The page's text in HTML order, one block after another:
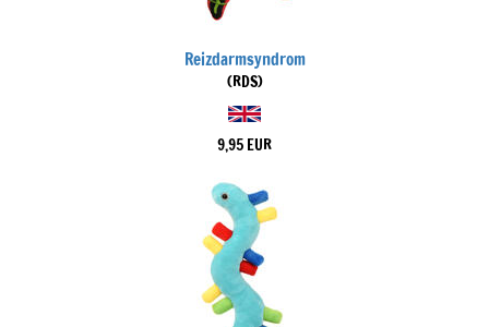
Reizdarmsyndrom
(RDS)
9,95 EUR